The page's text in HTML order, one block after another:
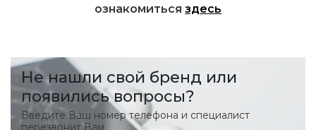
ознакомиться здесь
Не нашли свой бренд или
появились вопросы?
Введите Ваш номер телефона и специалист
перезвонит Вам